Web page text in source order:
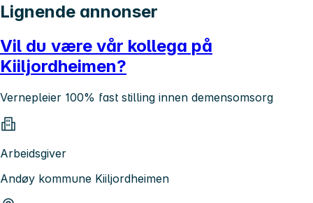
Lignende annonser
Vil du være vår kollega på
Kiiljordheimen?
Vernepleier 100% fast stilling innen demensomsorg
Arbeidsgiver
Andøy kommune Kiiljordheimen